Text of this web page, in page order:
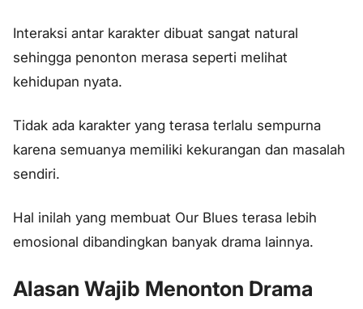
Interaksi antar karakter dibuat sangat natural
sehingga penonton merasa seperti melihat
kehidupan nyata.
Tidak ada karakter yang terasa terlalu sempurna
karena semuanya memiliki kekurangan dan masalah
sendiri.
Hal inilah yang membuat Our Blues terasa lebih
emosional dibandingkan banyak drama lainnya.
Alasan Wajib Menonton Drama